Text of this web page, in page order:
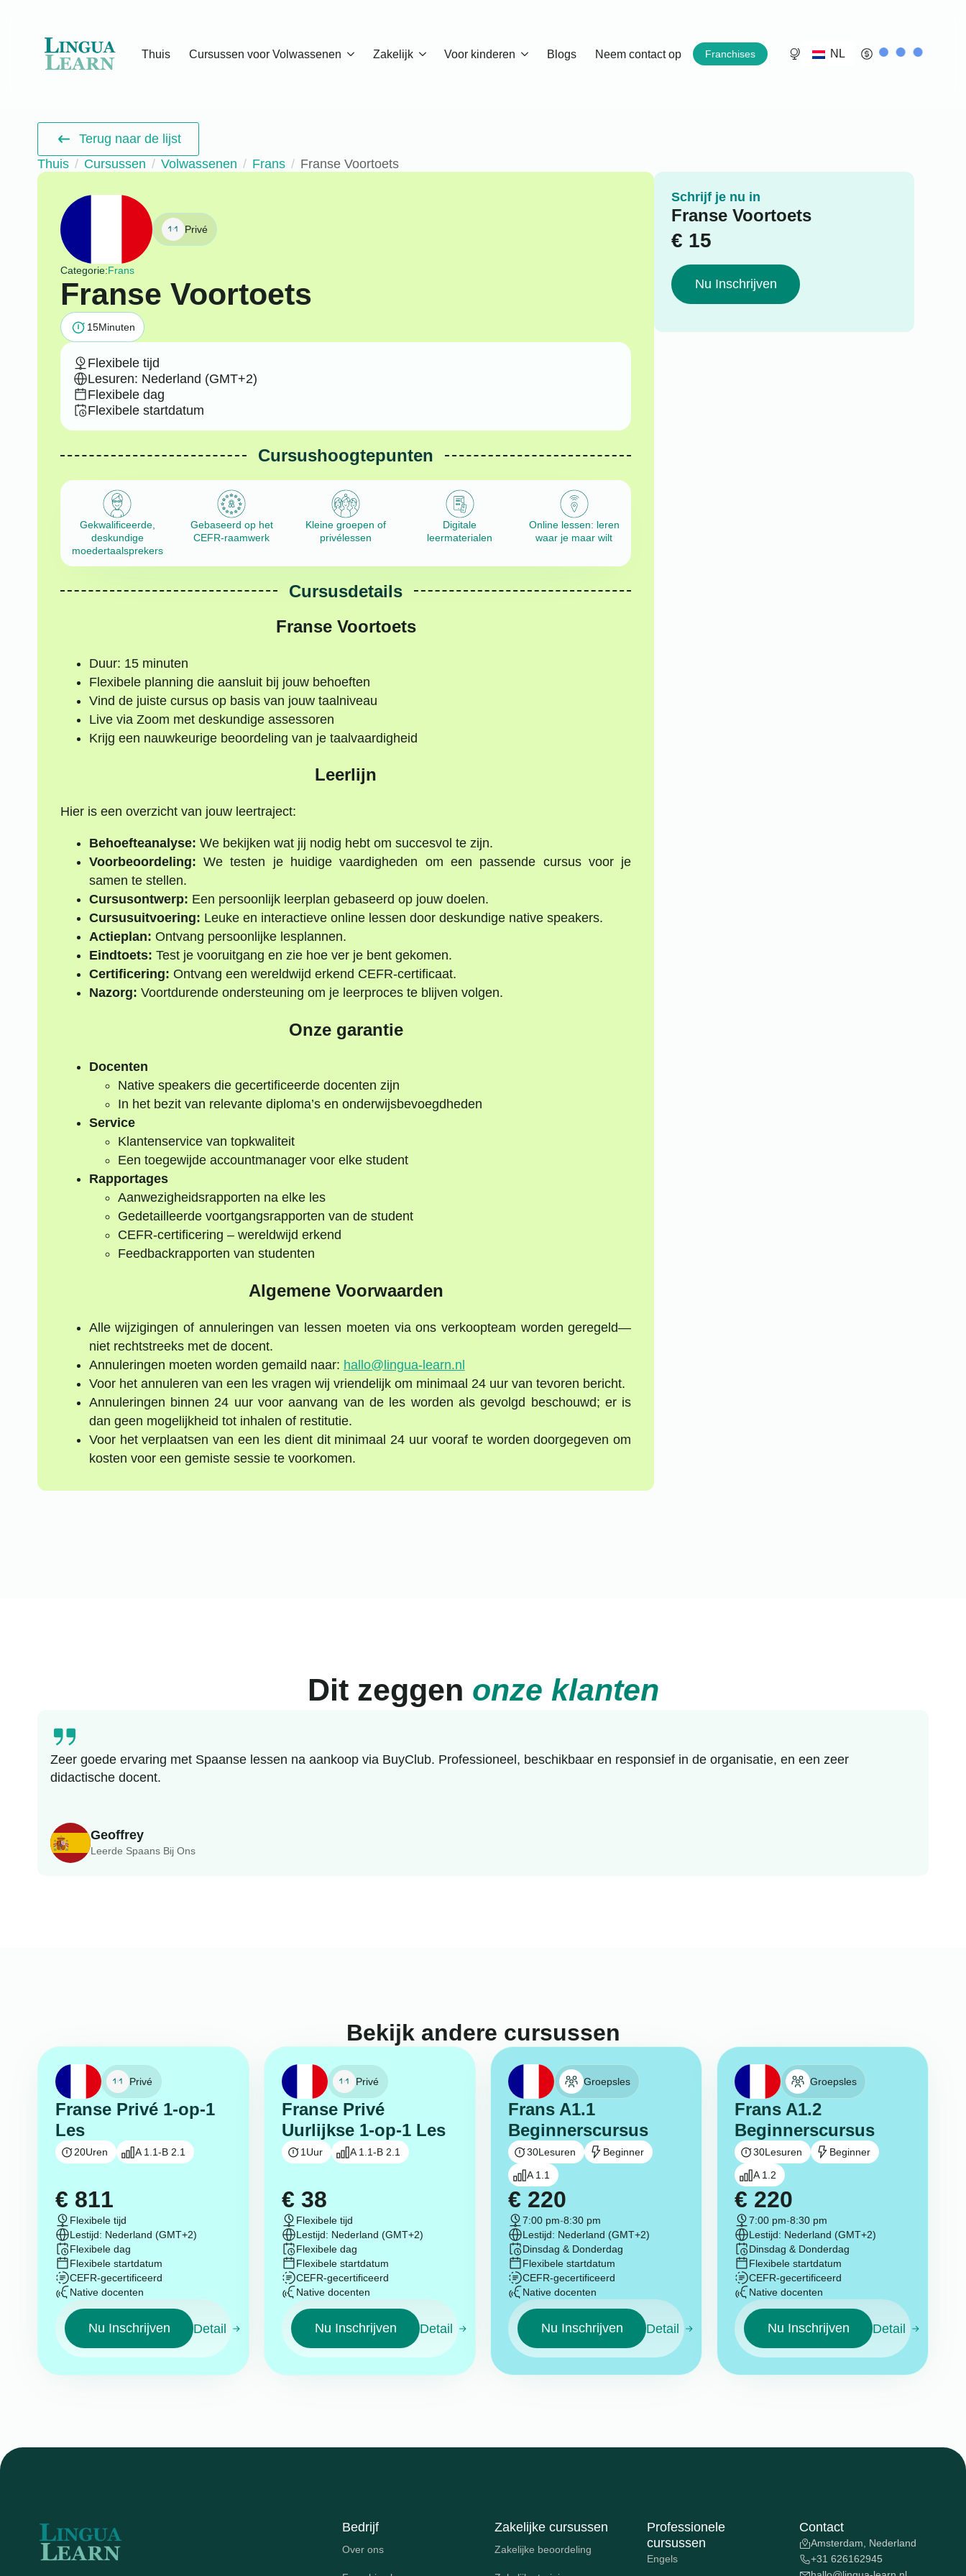
Thuis Cursussen voor Volwassenen Zakelijk Voor kinderen Blogs Neem contact op Franchises NL
Terug naar de lijst
Thuis
Cursussen Volwassenen Frans Franse Voortoets
Privé
Categorie:Frans
Franse Voortoets
15Minuten
Flexibele tijd
Lesuren: Nederland (GMT+2)
Flexibele dag
Flexibele startdatum
Cursushoogtepunten
Gekwalificeerde,
deskundige
moedertaalsprekers
Gebaseerd op het
CEFR-raamwerk
Kleine groepen of
privélessen
Digitale
leermaterialen
Online lessen: leren
waar je maar wilt
Cursusdetails
Franse Voortoets
Duur: 15 minuten
Flexibele planning die aansluit bij jouw behoeften
Vind de juiste cursus op basis van jouw taalniveau
Live via Zoom met deskundige assessoren
Krijg een nauwkeurige beoordeling van je taalvaardigheid
Leerlijn
Hier is een overzicht van jouw leertraject:
Behoefteanalyse: We bekijken wat jij nodig hebt om succesvol te zijn.
Voorbeoordeling: We testen je huidige vaardigheden om een passende cursus voor je
samen te stellen.
Cursusontwerp: Een persoonlijk leerplan gebaseerd op jouw doelen.
Cursusuitvoering: Leuke en interactieve online lessen door deskundige native speakers.
Actieplan: Ontvang persoonlijke lesplannen.
Eindtoets: Test je vooruitgang en zie hoe ver je bent gekomen.
Certificering: Ontvang een wereldwijd erkend CEFR-certificaat.
Nazorg: Voortdurende ondersteuning om je leerproces te blijven volgen.
Onze garantie
Docenten
Native speakers die gecertificeerde docenten zijn
In het bezit van relevante diploma’s en onderwijsbevoegdheden
Service
Klantenservice van topkwaliteit
Een toegewijde accountmanager voor elke student
Rapportages
Aanwezigheidsrapporten na elke les
Gedetailleerde voortgangsrapporten van de student
CEFR-certificering – wereldwijd erkend
Feedbackrapporten van studenten
Algemene Voorwaarden
Alle wijzigingen of annuleringen van lessen moeten via ons verkoopteam worden geregeld—
niet rechtstreeks met de docent.
Annuleringen moeten worden gemaild naar: hallo@lingua-learn.nl
Voor het annuleren van een les vragen wij vriendelijk om minimaal 24 uur van tevoren bericht.
Annuleringen binnen 24 uur voor aanvang van de les worden als gevolgd beschouwd; er is
dan geen mogelijkheid tot inhalen of restitutie.
Voor het verplaatsen van een les dient dit minimaal 24 uur vooraf te worden doorgegeven om
kosten voor een gemiste sessie te voorkomen.
Schrijf je nu in
Franse Voortoets
€ 15
Nu Inschrijven
Dit zeggen onze klanten
Geoffrey
Leerde Spaans Bij Ons
Zeer goede ervaring met Spaanse lessen na aankoop via BuyClub. Professioneel, beschikbaar en responsief in de organisatie, en een zeer
didactische docent.
Bekijk andere cursussen
Privé
Franse Privé 1-op-1
Les
20Uren A 1.1-B 2.1
€811
Flexibele tijd
Lestijd: Nederland (GMT+2)
Flexibele dag
Flexibele startdatum
CEFR-gecertificeerd
Native docenten
Nu Inschrijven Detail
Privé
Franse Privé
Uurlijkse 1-op-1 Les
1 Uur A 1.1-B 2.1
€38
Flexibele tijd
Lestijd: Nederland (GMT+2)
Flexibele dag
Flexibele startdatum
CEFR-gecertificeerd
Native docenten
Nu Inschrijven Detail
Groepsles
Frans A1.1
Beginnerscursus
30Lesuren
Beginner
A 1.1
€ 220
7:00 pm-8:30 pm
Lestijd: Nederland (GMT+2)
Dinsdag & Donderdag
Flexibele startdatum
CEFR-gecertificeerd
Native docenten
Nu Inschrijven Detail
Groepsles
Frans A1.2
Beginnerscursus
30Lesuren
Beginner
A 1.2
€ 220
7:00 pm-8:30 pm
Lestijd: Nederland (GMT+2)
Dinsdag & Donderdag
Flexibele startdatum
CEFR-gecertificeerd
Native docenten
Nu Inschrijven Detail
Bedrijf
Over ons
Zakelijke cursussen
Zakelijke beoordeling
Professionele
cursussen
Engels
Contact
Amsterdam, Nederland
+31 626162945